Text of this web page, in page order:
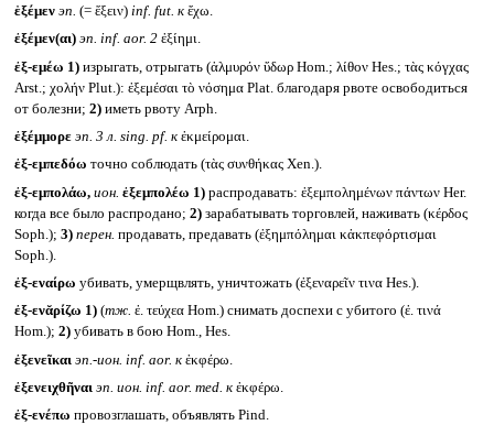
ἑξέμεν эп. (= ἕξειν) inf. fut. кἔχω.
ἐξέμεν(αι) эп. inf. aor. 2ἐξίημι.
ἐξ-εμέω 1)изрыгать, отрыгать (ἁλμυρόν ὕδωρ Hom.; λίθον Hes.; τὰς κόγχας
Arst.; χολήν Plut.): ἐξεμέσαι τὸ νόσημα Plat. благодаря рвоте освободиться
от болезни; 2)иметь рвоту Arph.
ἐξέμμορε эп. 3 л. sing. pf. кἐκμείρομαι.
ἐξ-εμπεδόω точно соблюдать (τὰς συνθήκας Xen.).
ἐξ-εμπολάω, ион. ἐξεμπολέω 1)распродавать: ἐξεμπολημένων πάντων Her.
когда все было распродано; 2)зарабатывать торговлей, наживать (κέρδος
Soph.); 3) перен. продавать, предавать (ἐξημπόλημαι κἀκπεφόρτισμαι
Soph.).
ἐξ-εναίρω убивать, умерщвлять, уничтожать (ἐξεναρεῖν τινα Hes.).
ἐξ-ενᾰρίζω 1)(тж. ἐ. τεύχεα Hom.) снимать доспехи с убитого (ἐ. τινά
Hom.); 2)убивать в бою Hom., Hes.
ἐξενεῖκαι эп.-ион. inf. aor. кἐκφέρω.
ἐξενειχθῆναι эп. ион. inf. aor. med. кἐκφέρω.
ἐξ-ενέπω провозглашать, объявлять Pind.